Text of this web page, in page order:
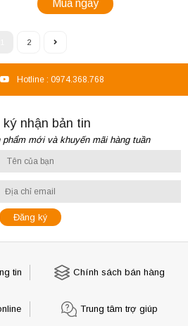
Mua ngay
2
Hotline : 0974.368.768
nhận bản tin
mới và khuyến mãi hàng tuần
tin Chính sách bán hàng
Trung tâm trợ giúp